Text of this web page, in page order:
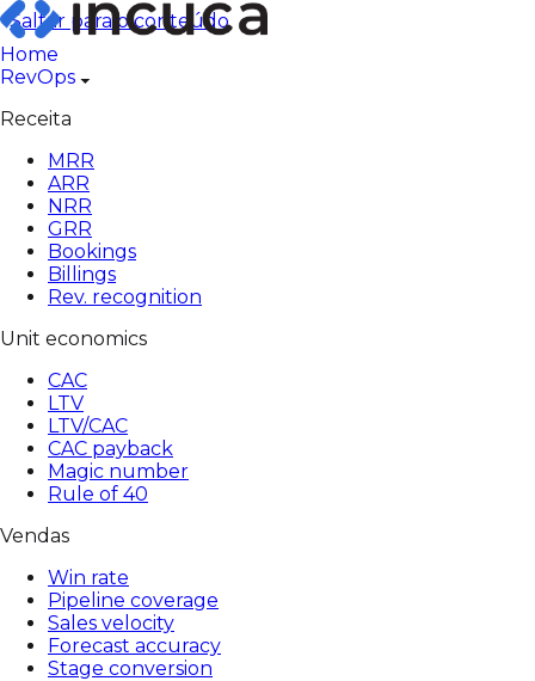
Pular
para
o
conteúdo
Saltar para o conteúdo
Home
RevOps
Receita
MRR
ARR
NRR
GRR
Bookings
Billings
Rev. recognition
Unit economics
CAC
LTV
LTV/CAC
CAC payback
Magic number
Rule of 40
Vendas
Win rate
Pipeline coverage
Sales velocity
Forecast accuracy
Stage conversion